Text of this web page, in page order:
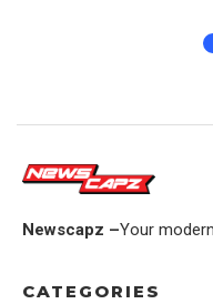
Newscapz –Your
CATEGORIES